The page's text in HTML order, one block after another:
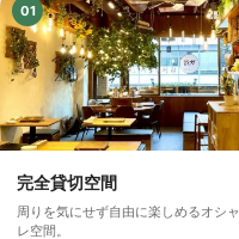
01
完全貸切空間
周りを気にせず自由に楽しめるオシャ
レ空間。